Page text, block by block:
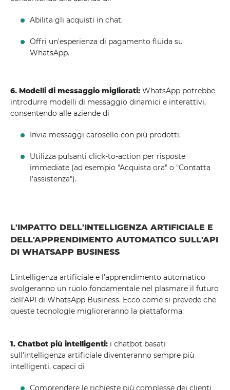
Abilita gli acquisti in chat.
Offri un'esperienza di pagamento fluida su
WhatsApp.
6. Modelli di messaggio migliorati: WhatsApp potrebbe
introdurre modelli di messaggio dinamici e interattivi,
consentendo alle aziende di
Invia messaggi carosello con più prodotti.
Utilizza pulsanti click-to-action per risposte
immediate (ad esempio "Acquista ora" o "Contatta
l'assistenza").
L'IMPATTO DELL'INTELLIGENZA ARTIFICIALE E
DELL'APPRENDIMENTO AUTOMATICO SULL'API
DI WHATSAPP BUSINESS
L'intelligenza artificiale e l'apprendimento automatico
svolgeranno un ruolo fondamentale nel plasmare il futuro
dell'API di WhatsApp Business. Ecco come si prevede che
queste tecnologie miglioreranno la piattaforma:
1. Chatbot più intelligenti: i chatbot basati
sull'intelligenza artificiale diventeranno sempre più
intelligenti, capaci di
Comprendere le richieste più complesse dei clienti